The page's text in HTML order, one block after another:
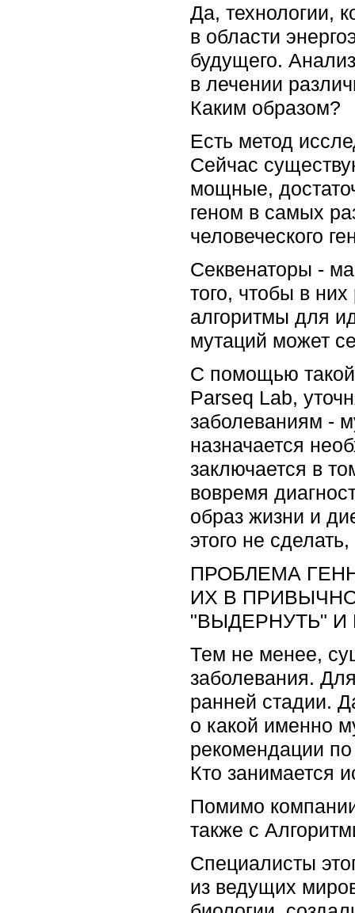
Да, технологии,
в области
будущего.
в лечении
Каким образом?
Есть метод
Сейчас
мощные,
геном в самых
человеческого
Секвенаторы -
того, чтобы в
алгоритмы для
мутаций может
С помощью такой
Parseq Lab,
заболеваниям -
назначается
заключается в
вовремя
образ жизни и
этого не
ПРОБЛЕМА
ИХ В
"ВЫДЕРНУТЬ" И
Тем не менее,
заболевания.
ранней стадии.
о какой именно
рекомендации
Кто занимается
Помимо
также с
Специалисты
из ведущих